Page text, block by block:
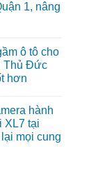
1, nâng
ô tô cho
Thủ Đức
hơn
hành
XL7 tại
mọi cung